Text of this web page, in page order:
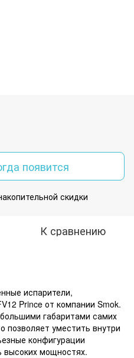
появится
скидки
К сравнению
испарители,
Prince от компании Smok.
габаритами самих
позволяет уместить внутри
конфигурации
высоких мощностях.